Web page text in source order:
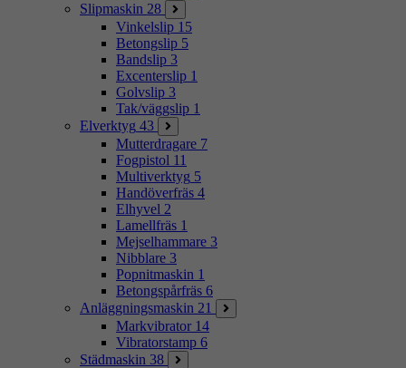
Slipmaskin 28
Vinkelslip 15
Betongslip 5
Bandslip 3
Excenterslip 1
Golvslip 3
Tak/väggslip 1
Elverktyg 43
Mutterdragare 7
Fogpistol 11
Multiverktyg 5
Handöverfräs 4
Elhyvel 2
Lamellfräs 1
Mejselhammare 3
Nibblare 3
Popnitmaskin 1
Betongspårfräs 6
Anläggningsmaskin 21
Markvibrator 14
Vibratorstamp 6
Städmaskin 38